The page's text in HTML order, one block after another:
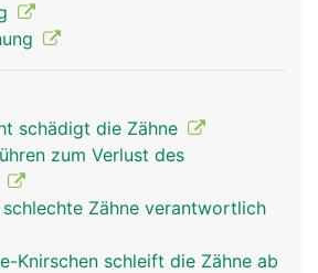
schädigt die Zähne
zum Verlust des
Zähne verantwortlich
Knirschen schleift die Zähne ab